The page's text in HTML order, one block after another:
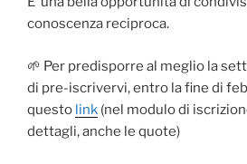
conoscenza reciproca.
🌱 Per predisporre al meglio la
di pre-iscrivervi, entro la fine di
questo link (nel modulo di
dettagli, anche le quote)